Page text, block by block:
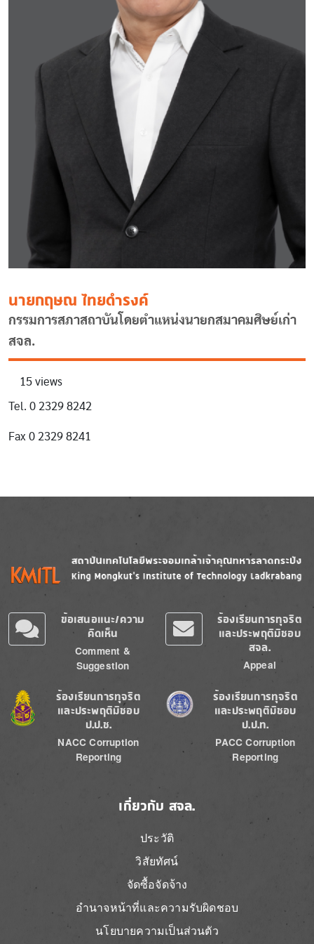
นายกฤษณ ไทยดำรงค์
กรรมการสภาสถาบันโดยตำแหน่งนายกสมาคมศิษย์เก่า
สจล.
15 views
Tel. 0 2329 8242
Fax 0 2329 8241
Image
ข้อเสนอแนะ/ความ
คิดเห็น
Comment &
Suggestion
ร้องเรียนการทุจริต
และประพฤติมิชอบ
สจล.
Appeal
Image
ร้องเรียนการทุจริต
และประพฤติมิชอบ
ป.ป.ช.
NACC Corruption
Reporting
Image
ร้องเรียนการทุจริต
และประพฤติมิชอบ
ป.ป.ท.
PACC Corruption
Reporting
เกี่ยวกับ สจล.
ประวัติ
วิสัยทัศน์
จัดซื้อจัดจ้าง
อำนาจหน้าที่และความรับผิดชอบ
นโยบายความเป็นส่วนตัว